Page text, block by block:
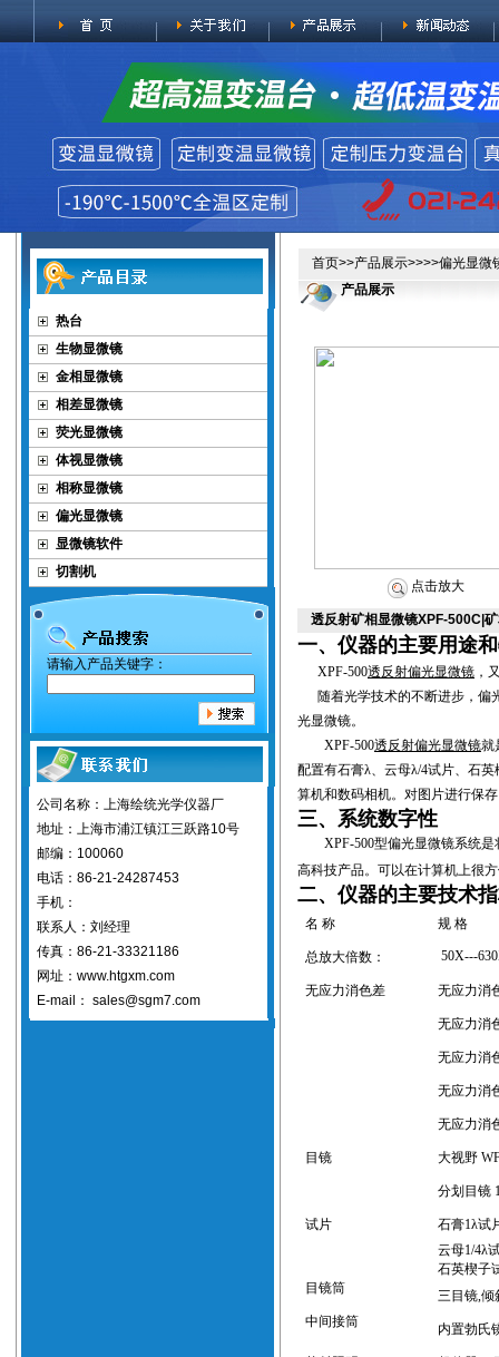
热台
生物显微镜
金相显微镜
相差显微镜
荧光显微镜
体视显微镜
相称显微镜
偏光显微镜
显微镜软件
切割机
请输入产品关键字：
公司名称：上海绘统光学仪器厂
地址：上海市浦江镇江三跃路10号
邮编：100060
电话：86-21-24287453
手机：
联系人：刘经理
传真：86-21-33321186
网址：www.htgxm.com
E-mail： sales@sgm7.com
首页>>产品展示>>>>偏光显微
产品展示
点击放大
透反射矿相显微镜XPF-500C|
一、仪器的主要用途
XPF-500透反射偏光显微镜 ，
随着光学技术的不断进步，偏
光显微镜。
XPF-500透反射偏光显微镜就
配置有石膏λ、云母λ/4试片、石英
算机和数码相机。对图片进行保
三、系统数字性
XPF-500型偏光显微镜系统
高科技产品。可以在计算机上很
二、仪器的主要技术
名 称 规 格
总放大倍数： 50X---63
无应力消色差 无应力消
无应力消
无应力消
无应力消
无应力消
目镜 大视野
分划目镜
试片 石膏1λ试
云母1/4λ
石英楔子
目镜筒
三目镜,倾
中间接筒
内置勃氏